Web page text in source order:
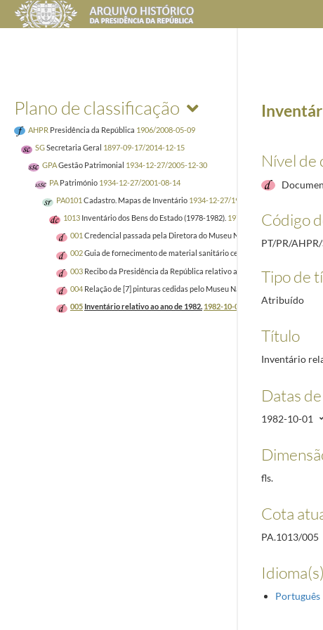
Plano de classificação
AHPR Presidência da República 1906/2008-05-09
SGSecretaria Geral 1897-09-17/2014-12-15
GPAGestão Patrimonial 1934-12-27/2005-12-30
PA Património 1934-12-27/2001-08-14
PA0101 Cadastro. Mapas de Inventário 1934-12-27/1982-10-01
1013 Inventário dos Bens do Estado (1978-1982). 1977-10-27/1982-10-01
001 Credencial passada pela Diretora do Museu Nacional de Arte
002Guia de fornecimento de material sanitário cedido, por empréstimo,
003 Recibo da Presidência da República relativo a um conjunto de 7
004 Relação de [7] pinturas cedidas pelo Museu Nacional de Arte Antiga à
005 Inventário relativo ao ano de 1982. 1982-10-01/1982-10-01
Nível de
Código
PT/PR/
Tipo de
Atribuído
Título
Inventário
Datas
1982-10-01
fls.
Cota
PA.1013/005
Português